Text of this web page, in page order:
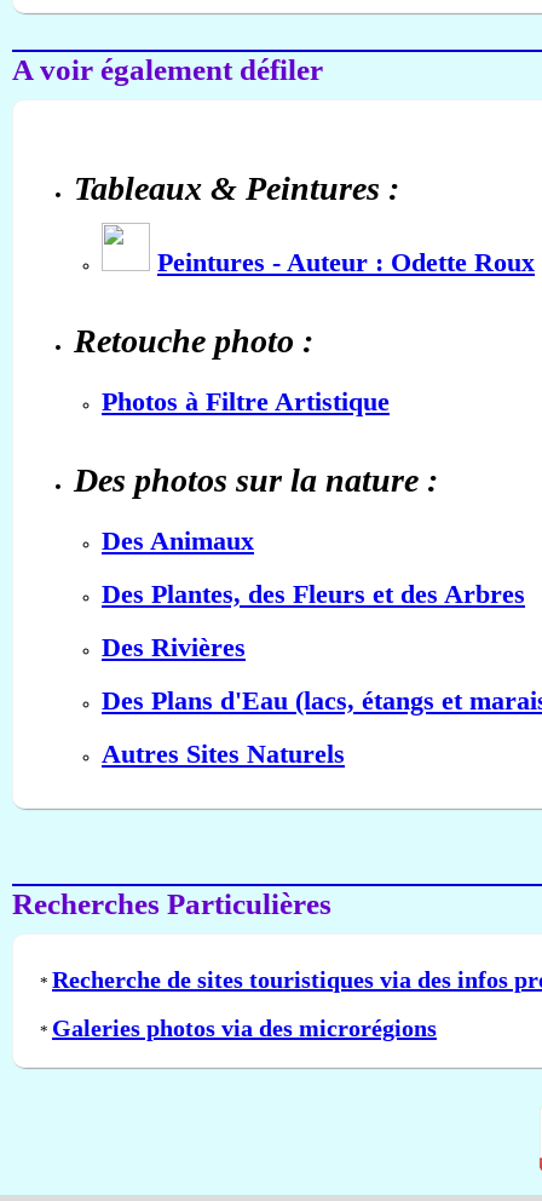
A voir également défiler
Tableaux & Peintures :
Peintures - Auteur : Odette Roux
Retouche photo :
Photos à Filtre Artistique
Des photos sur la nature :
Des Animaux
Des Plantes, des Fleurs et des Arbres
Des Rivières
Des Plans d'Eau (lacs, étangs et
Autres Sites Naturels
Recherches Particulières
* Recherche de sites touristiques via des infos
* Galeries photos via des microrégions